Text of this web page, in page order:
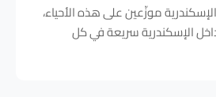
موزّعين على هذه الأحياء،
داخل الإسكندرية سريعة في كل